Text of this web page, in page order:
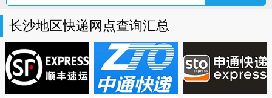
长沙地区快递网点查询汇总